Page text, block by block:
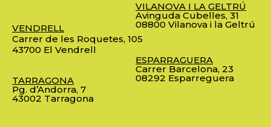
VENDRELL
Carrer de les Roquetes, 105
43700 El Vendrell
TARRAGONA
Pg. d’Andorra, 7
43002 Tarragona
VILANOVA I LA GELTRÚ
Avinguda Cubelles, 31
08800 Vilanova i la Geltrú
ESPARRAGUERA
Carrer Barcelona, 23
08292 Esparreguera